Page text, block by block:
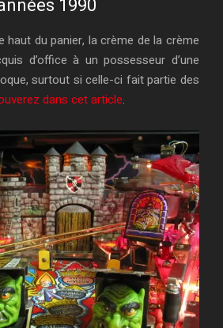
1990
haut du panier, la crème de la crème
d’office à un possesseur d’une
surtout si celle-ci fait partie des
dans cet article.